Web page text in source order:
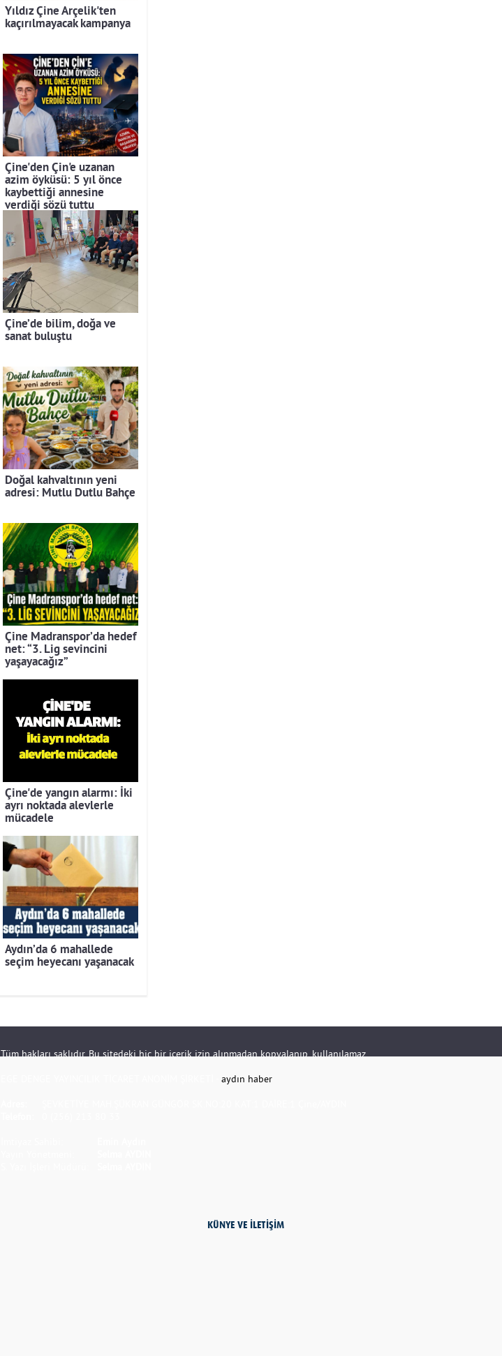
Yıldız Çine Arçelik'ten
kaçırılmayacak kampanya
Çine'den Çin'e uzanan
azim öyküsü: 5 yıl önce
kaybettiği annesine
verdiği sözü tuttu
Çine’de bilim, doğa ve
sanat buluştu
Doğal kahvaltının yeni
adresi: Mutlu Dutlu Bahçe
Çine Madranspor’da hedef
net: “3. Lig sevincini
yaşayacağız”
Çine'de yangın alarmı: İki
ayrı noktada alevlerle
mücadele
Aydın’da 6 mahallede
seçim heyecanı yaşanacak
Tüm hakları saklıdır. Bu sitedeki hiç bir içerik izin alınmadan kopyalanıp, kullanılamaz.
aydın haber
KÜNYE VE İLETİŞİM